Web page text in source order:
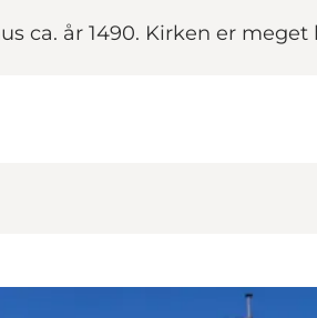
ca. år 1490. Kirken er